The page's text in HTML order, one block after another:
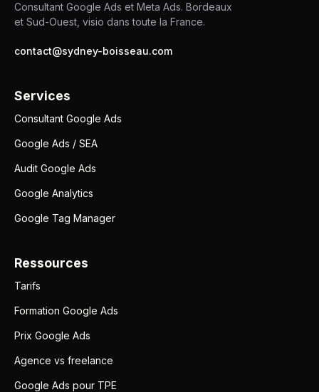
Consultant Google Ads et Meta Ads. Bordeaux
et Sud-Ouest, visio dans toute la France.
contact@sydney-boisseau.com
Services
Consultant Google Ads
Google Ads / SEA
Audit Google Ads
Google Analytics
Google Tag Manager
Ressources
Tarifs
Formation Google Ads
Prix Google Ads
Agence vs freelance
Google Ads pour TPE